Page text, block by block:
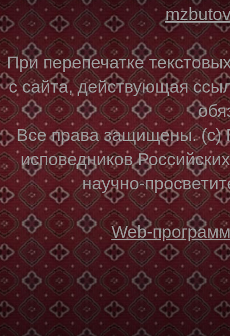
При перепечатке
с сайта, действующая
Все права защищены. (с)
исповедников
научно-
Web-